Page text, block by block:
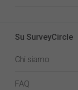
Su SurveyCircle
Chi siamo
FAQ